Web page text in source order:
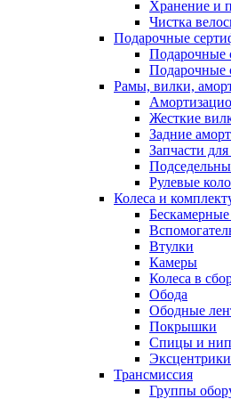
Хранение и
Чистка
Подарочные
Подарочные
Подарочные
Рамы, вилки,
Жесткие
Задние
Запчасти
Рулевые
Колеса и
Втулки
Камеры
Колеса в
Обода
Ободные
Покрышки
Спицы и
Трансмиссия
Группы